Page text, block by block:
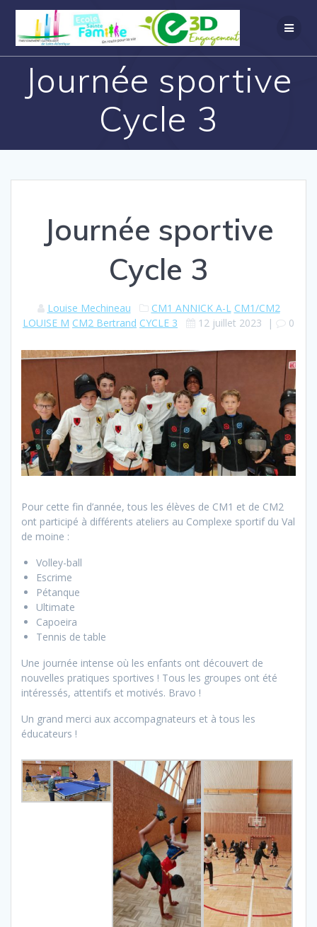
Journée sportive
Cycle 3
Journée sportive
Cycle 3
Louise Mechineau CM1 ANNICK A-L CM1/CM2
LOUISE M CM2 Bertrand CYCLE 3 12 juillet 2023 | 0
Pour cette fin d’année, tous les élèves de CM1 et de CM2
ont participé à différents ateliers au Complexe sportif du Val
de moine :
Volley-ball
Escrime
Pétanque
Ultimate
Capoeira
Tennis de table
Une journée intense où les enfants ont découvert de
nouvelles pratiques sportives ! Tous les groupes ont été
intéressés, attentifs et motivés. Bravo !
Un grand merci aux accompagnateurs et à tous les
éducateurs !